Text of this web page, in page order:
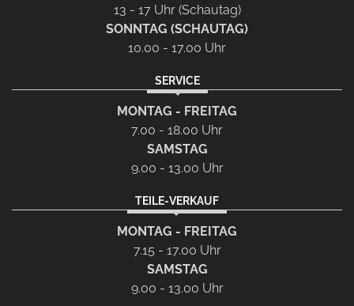
13 - 17 Uhr (Schautag)
SONNTAG (SCHAUTAG)
10.00 - 17.00 Uhr
SERVICE
MONTAG - FREITAG
7.00 - 18.00 Uhr
SAMSTAG
9.00 - 13.00 Uhr
TEILE-VERKAUF
MONTAG - FREITAG
7.15 - 17.00 Uhr
SAMSTAG
9.00 - 13.00 Uhr